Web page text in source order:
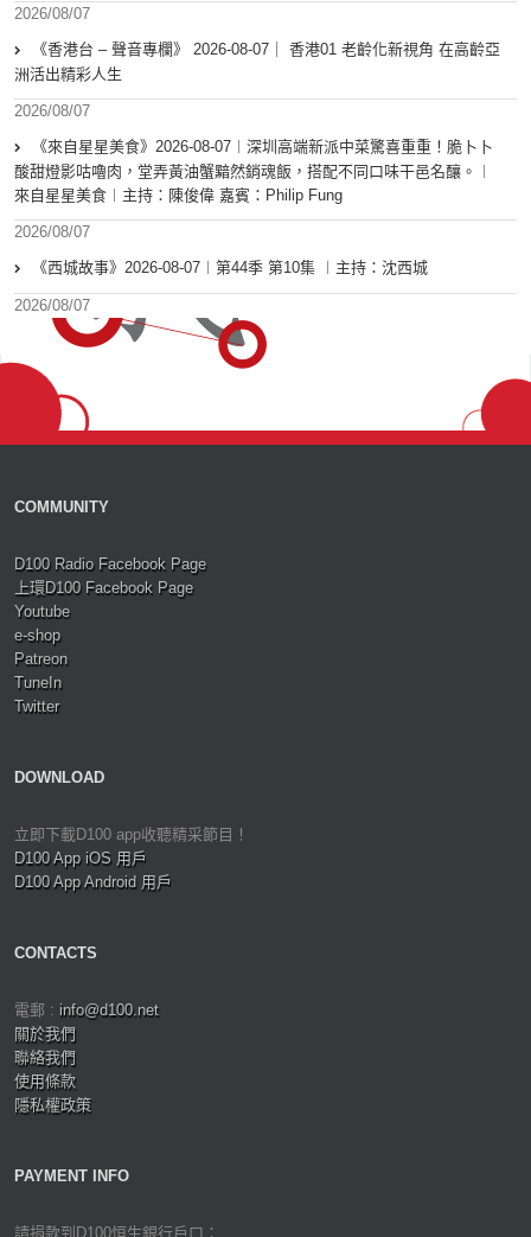
2026/08/07
《香港台 – 聲音專欄》 2026-08-07｜ 香港01 老齡化新視角 在高齡亞
洲活出精彩人生
2026/08/07
《來自星星美食》2026-08-07︱深圳高端新派中菜驚喜重重！脆卜卜
酸甜燈影咕嚕肉，堂弄黃油蟹黯然銷魂飯，搭配不同口味干邑名釀。︱
來自星星美食︱主持：陳俊偉 嘉賓：Philip Fung
2026/08/07
《西城故事》2026-08-07︱第44季 第10集 ︱主持：沈西城
2026/08/07
COMMUNITY
D100 Radio Facebook Page
上環D100 Facebook Page
Youtube
e-shop
Patreon
TuneIn
Twitter
DOWNLOAD
立即下載D100 app收聽精采節目！
D100 App iOS 用戶
D100 App Android 用戶
CONTACTS
電郵 : info@d100.net
關於我們
聯絡我們
使用條款
隱私權政策
PAYMENT INFO
請捐款到D100恒生銀行戶口：